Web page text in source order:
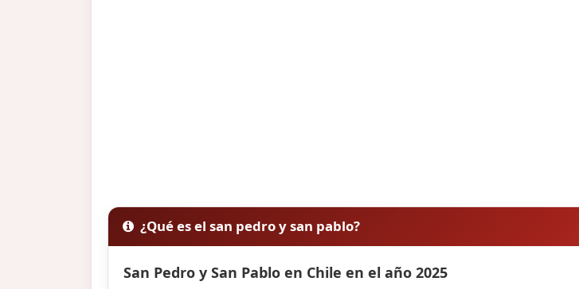
¿Qué es el san pedro y san pablo?
San Pedro y San Pablo en Chile en el año 2025